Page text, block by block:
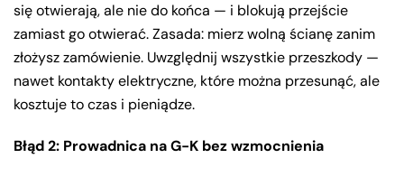
się otwierają, ale nie do końca — i blokują przejście
zamiast go otwierać. Zasada: mierz wolną ścianę zanim
złożysz zamówienie. Uwzględnij wszystkie przeszkody —
nawet kontakty elektryczne, które można przesunąć, ale
kosztuje to czas i pieniądze.
Błąd 2: Prowadnica na G-K bez wzmocnienia